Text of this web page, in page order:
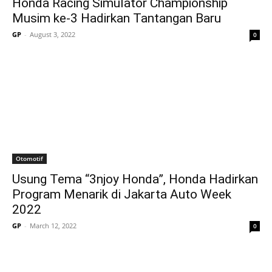
Musim ke-3 Hadirkan Tantangan Baru
GP - August 3, 2022 0
Otomotif
Usung Tema “3njoy Honda”, Honda Hadirkan
Program Menarik di Jakarta Auto Week
2022
GP - March 12, 2022 0